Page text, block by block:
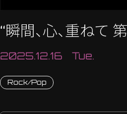
“瞬間、心、重ねて
2025.12.16 Tue.
Rock/Pop